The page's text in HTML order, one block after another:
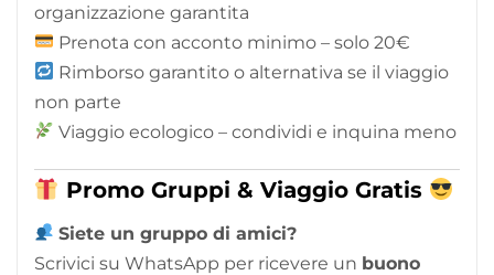
organizzazione garantita
Prenota con acconto minimo – solo 20€
Rimborso garantito o alternativa se il viaggio
non parte
Viaggio ecologico – condividi e inquina meno
Promo Gruppi & Viaggio Gratis
Siete un gruppo di amici?
Scrivici su WhatsApp per ricevere un buono